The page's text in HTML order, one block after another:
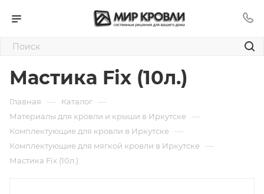
Мастика Fix (10л.)
Главная — Каталог —
Материалы для кровли и крыши в Иркутске —
Комплектующие для кровли в Иркутске —
Комплектующие для мягкой кровли в Иркутске —
Мастика Fix (10л.)